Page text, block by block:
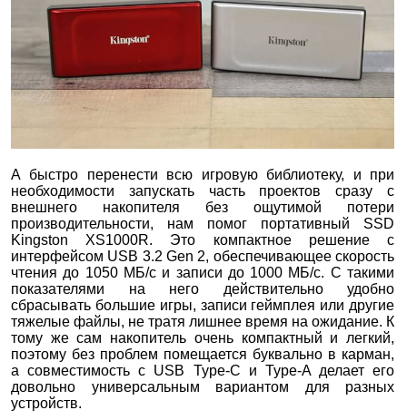
А быстро перенести всю игровую библиотеку, и при
необходимости запускать часть проектов сразу с
внешнего накопителя без ощутимой потери
производительности, нам помог портативный SSD
Kingston XS1000R. Это компактное решение с
интерфейсом USB 3.2 Gen 2, обеспечивающее скорость
чтения до 1050 МБ/с и записи до 1000 МБ/с. С такими
показателями на него действительно удобно
сбрасывать большие игры, записи геймплея или другие
тяжелые файлы, не тратя лишнее время на ожидание. К
тому же сам накопитель очень компактный и легкий,
поэтому без проблем помещается буквально в карман,
а совместимость с USB Type-C и Type-A делает его
довольно универсальным вариантом для разных
устройств.